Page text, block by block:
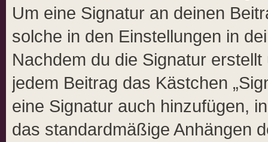
Um eine Signatur an deinen
solche in den Einstellungen in
Nachdem du die Signatur
jedem Beitrag das Kästchen
eine Signatur auch hinzufügen,
das standardmäßige Anhängen